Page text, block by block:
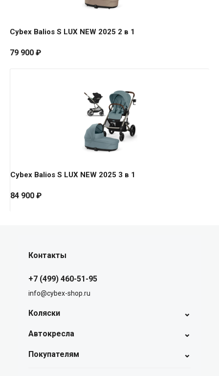
Cybex Balios S LUX NEW 2025 2 в 1
79 900 ₽
Cybex Balios S LUX NEW 2025 3 в 1
84 900 ₽
Контакты
+7 (499) 460-51-95
info@cybex-shop.ru
Коляски ⌄
Автокресла ⌄
Покупателям ⌄